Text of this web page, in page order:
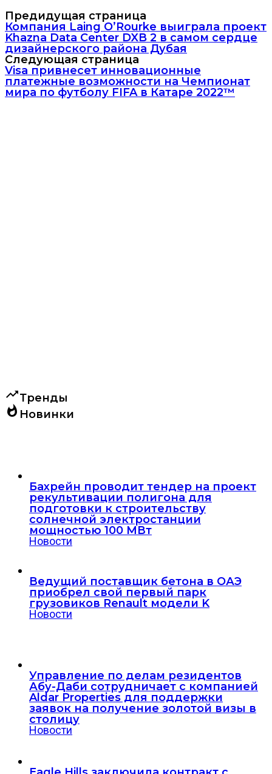
Предидущая страница
Компания Laing O’Rourke выиграла проект
Khazna Data Center DXB 2 в самом сердце
дизайнерского района Дубая
Следующая страница
Visa привнесет инновационные
платежные возможности на Чемпионат
мира по футболу FIFA в Катаре 2022™
trending_upТренды
whatshot Новинки
Бахрейн проводит тендер на проект
рекультивации полигона для
подготовки к строительству
солнечной электростанции
мощностью 100 МВт
Новости
Ведущий поставщик бетона в ОАЭ
приобрел свой первый парк
грузовиков Renault модели K
Новости
Управление по делам резидентов
Абу-Даби сотрудничает с компанией
Aldar Properties для поддержки
заявок на получение золотой визы в
столицу
Новости